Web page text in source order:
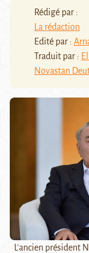
Rédigé par :
La rédaction
Edité par :
Traduit par :
Novastan
L'ancien président